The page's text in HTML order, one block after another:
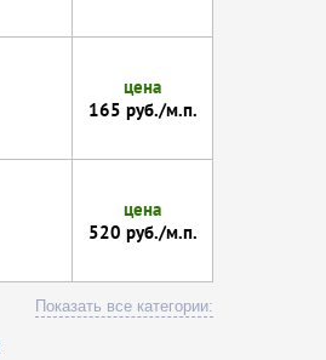
цена
165 руб./м.п.
цена
520 руб./м.п.
Показать все категории: